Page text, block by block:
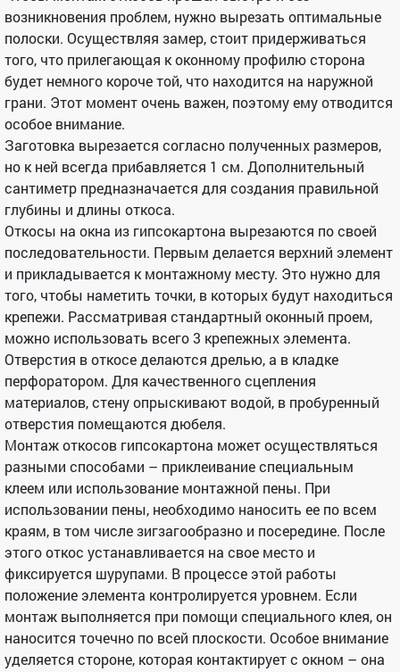
возникновения проблем, нужно вырезать оптимальные
полоски. Осуществляя замер, стоит придерживаться
того, что прилегающая к оконному профилю сторона
будет немного короче той, что находится на наружной
грани. Этот момент очень важен, поэтому ему отводится
особое внимание.
Заготовка вырезается согласно полученных размеров,
но к ней всегда прибавляется 1 см. Дополнительный
сантиметр предназначается для создания правильной
глубины и длины откоса.
Откосы на окна из гипсокартона вырезаются по своей
последовательности. Первым делается верхний элемент
и прикладывается к монтажному месту. Это нужно для
того, чтобы наметить точки, в которых будут находиться
крепежи. Рассматривая стандартный оконный проем,
можно использовать всего 3 крепежных элемента.
Отверстия в откосе делаются дрелью, а в кладке
перфоратором. Для качественного сцепления
материалов, стену опрыскивают водой, в пробуренный
отверстия помещаются дюбеля.
Монтаж откосов гипсокартона может осуществляться
разными способами – приклеивание специальным
клеем или использование монтажной пены. При
использовании пены, необходимо наносить ее по всем
краям, в том числе зигзагообразно и посередине. После
этого откос устанавливается на свое место и
фиксируется шурупами. В процессе этой работы
положение элемента контролируется уровнем. Если
монтаж выполняется при помощи специального клея, он
наносится точечно по всей плоскости. Особое внимание
уделяется стороне, которая контактирует с окном – она